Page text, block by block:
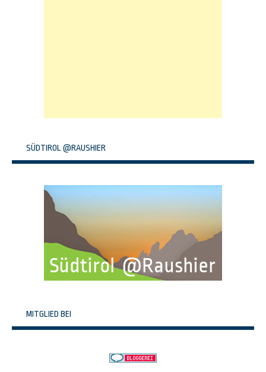
SÜDTIROL @RAUSHIER
MITGLIED BEI